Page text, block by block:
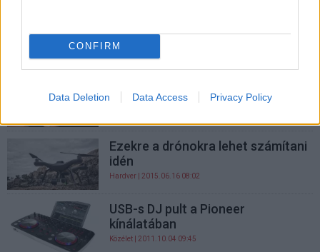
CONFIRM
Data Deletion Data Access Privacy Policy
DJI drónjaira
Hardver
idén - második rész
Ezekre a drónokra lehet számítani
idén
Hardver | 2015.06.16 08:02
USB-s DJ pult a Pioneer
kínálatában
Közélet | 2011.10.04 09:45